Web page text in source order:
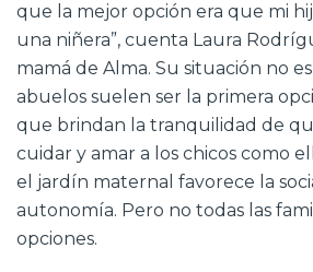
que la mejor opción era que mi
una niñera”, cuenta Laura
mamá de Alma. Su situación no
abuelos suelen ser la primera
que brindan la tranquilidad de
cuidar y amar a los chicos como
el jardín maternal favorece la
autonomía. Pero no todas las
opciones.